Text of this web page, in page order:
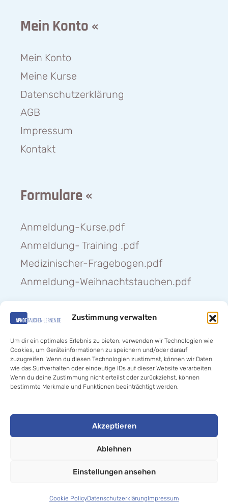
Zustimmung verwalten
Um dir ein optimales Erlebnis zu bieten, verwenden wir Technologien wie
Cookies, um Geräteinformationen zu speichern und/oder darauf
zuzugreifen. Wenn du diesen Technologien zustimmst, können wir Daten
wie das Surfverhalten oder eindeutige IDs auf dieser Website verarbeiten.
Wenn du deine Zustimmung nicht erteilst oder zurückziehst, können
bestimmte Merkmale und Funktionen beeinträchtigt werden.
Akzeptieren
Ablehnen
Einstellungen ansehen
Cookie PolicyDatenschutzerklärungImpressum
Mein Konto «
Mein Konto
Meine Kurse
Datenschutzerklärung
AGB
Impressum
Kontakt
Formulare «
Anmeldung-Kurse.pdf
Anmeldung- Training .pdf
Medizinischer-Fragebogen.pdf
Anmeldung-Weihnachtstauchen.pdf
Hilfe «
© 2020-2025 Jan Thomas Kalz //
Apnoetauchen- lernen.de. All rights reserved.